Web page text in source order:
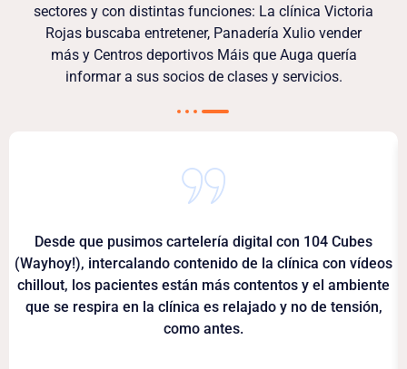
sectores y con distintas funciones: La clínica Victoria
Rojas buscaba entretener, Panadería Xulio vender
más y Centros deportivos Máis que Auga quería
informar a sus socios de clases y servicios.
Desde que pusimos cartelería digital con 104 Cubes
(Wayhoy!), intercalando contenido de la clínica con vídeos
chillout, los pacientes están más contentos y el ambiente
que se respira en la clínica es relajado y no de tensión,
como antes.